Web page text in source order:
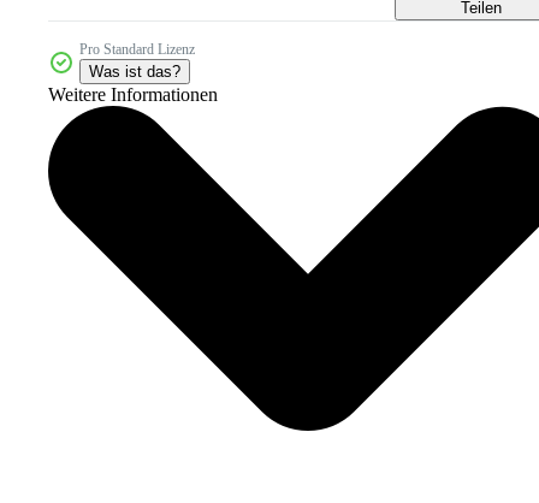
Teilen
Pro Standard Lizenz
Was ist das?
Weitere Informationen